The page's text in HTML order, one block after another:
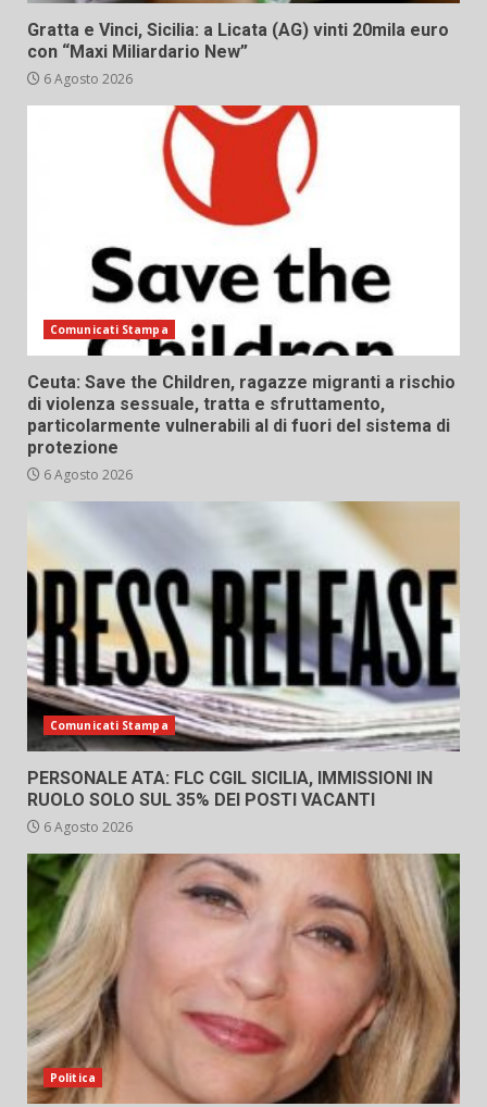
Gratta e Vinci, Sicilia: a Licata (AG) vinti 20mila euro
con “Maxi Miliardario New”
6 Agosto 2026
Comunicati Stampa
Ceuta: Save the Children, ragazze migranti a rischio
di violenza sessuale, tratta e sfruttamento,
particolarmente vulnerabili al di fuori del sistema di
protezione
6 Agosto 2026
Comunicati Stampa
PERSONALE ATA: FLC CGIL SICILIA, IMMISSIONI IN
RUOLO SOLO SUL 35% DEI POSTI VACANTI
6 Agosto 2026
Politica